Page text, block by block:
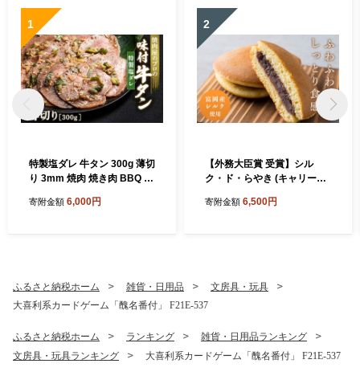
1
特製塩ダレ 牛タン 300g 薄切
り 3mm 焼肉 焼き肉 BBQ キ
ん スライス 冷凍 牛肉 群馬県
寄附金額 6,000円
2
【外務大臣賞 受賞】シル
ク・ド・らやき (キャリー箱
どらやき 銘菓 まゆ菓優 田島
寄附金額 6,500円
ふるさと納税ホーム 雑貨・日用品
文房具・玩具
大喜利系カードゲーム「醜名番付」 F21E-537
ふるさと納税ホーム ランキング
雑貨・日用品ランキング
文房具・玩具ランキング
大喜利系カードゲーム「醜名番付」 F21E-537